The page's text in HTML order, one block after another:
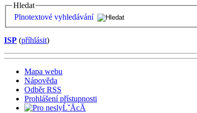
Hledat
Plnotextové vyhledávání
ISP (příhlásit)
Mapa webu
Nápověda
Odběr RSS
Prohlášení přístupnosti